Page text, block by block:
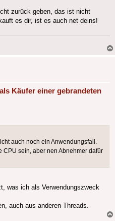
zurück geben, das ist nicht
es dir, ist es auch net deins!
Käufer einer gebrandeten
auch noch ein Anwendungsfall.
CPU sein, aber nen Abnehmer dafür
was ich als Verwendungszweck
auch aus anderen Threads.